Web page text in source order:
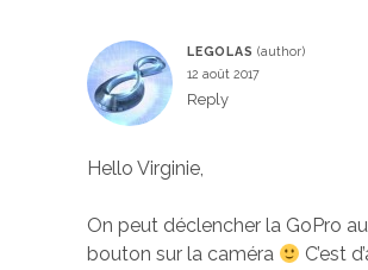
LEGOLAS
12 août 2017
Reply
Hello Virginie,
On peut déclencher la GoPro
bouton sur la caméra
C’est